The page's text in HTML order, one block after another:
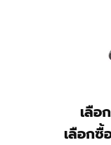
เลือ
เลือกซื้